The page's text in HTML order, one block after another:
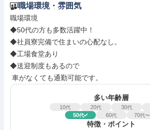
職場環境・雰囲気
職場環境
◆50代の方も多数活躍中！
◆社員寮完備で住まいの心配なし。
◆工場食堂あり
◆送迎制度もあるので
車がなくても通勤可能です。
多い年齢層
10代 20代 30代
50代 60代 70代〜
特徴・ポイント